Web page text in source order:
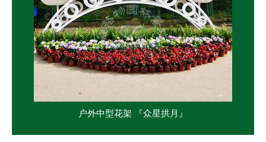
户外中型花架 『众星拱月』